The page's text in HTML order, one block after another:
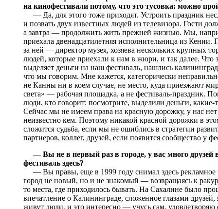
на кинофестивали потому, что это тусовка: можно
— Да, для этого тоже приходят. Устроить праздник
и позвать двух известных людей из телевизора. Гости
а завтра — продолжить жить прежней жизнью. Мы,
приехала двенадцатилетняя исполнительница из
за ней — директор музея, хозяева нескольких крупных
людей, которые приехали к нам в жюри, и так далее. Что
выделяет деньги на наш фестиваль, нашлись
что мы говорим. Мне кажется, категорически
не Канны ни в коем случае, не место, куда приезжают
света» — рабочая площадка, а не фестиваль-праздник.
люди, кто говорит: посмотрите, выделили деньги,
Сейчас мы не имеем права на красную дорожку, у нас
неизвестно кем. Поэтому никакой красной дорожки в
сложится судьба, если мы не ошиблись в стратегии
партнеров, коллег, друзей, если появится сообщество у
— Вы не в первый раз в городе, у вас много друзей
фестиваль здесь?
— Вы правы, еще в 1999 году снимал здесь
город не новый, но и не знакомый — возвращаясь к
то места, где приходилось бывать. На Сахалине было
впечатление о Калининграде, сложенное глазами
живут люди, и это интересно — учусь сам,